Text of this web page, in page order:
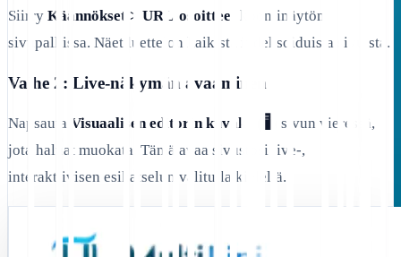
Siirry Käännökset > URL-osoitteet koontinäytön
sivupalkissa. Näet luettelon kaikista indeksoiduista sivuista.
Vaihe 2: Live-näkymän avaaminen
Napsauta Visuaalisen editorin kuvake (🖥️)
sivun vieressä,
jota haluat muokata. Tämä avaa sivustosi live-,
interaktiivisen esikatselun valitulla kielellä.